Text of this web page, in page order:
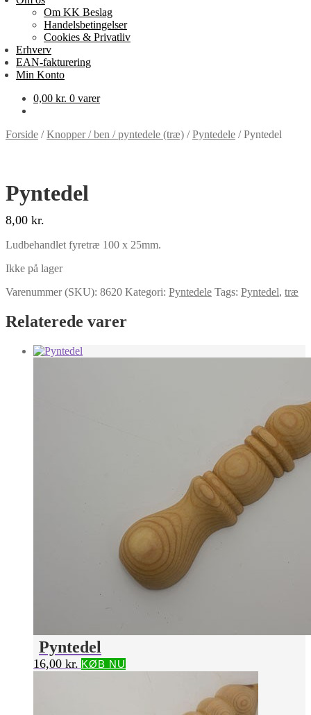
Om KK Beslag
Handelsbetingelser
Cookies & Privatliv
Erhverv
EAN-fakturering
Min Konto
0,00 kr. 0 varer
Forside /Knopper / ben / pyntedele (træ) /Pyntedele /Pyntedel
Pyntedel
8,00 kr.
Ludbehandlet fyretræ 100 x 25mm.
Ikke på lager
Varenummer (SKU): 8620 Kategori: Pyntedele Tags: Pyntedel, træ
Relaterede varer
Pyntedel
16,00 kr. KØB NU